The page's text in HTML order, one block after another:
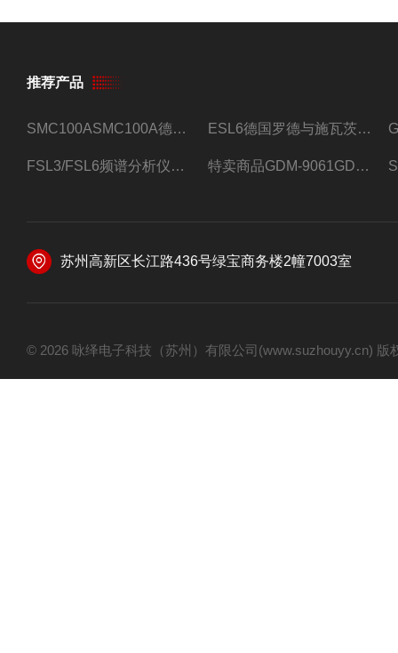
推荐产品
SMC100ASMC100A德国罗德与施瓦茨射频信号源 ESL6德国罗德与施瓦茨预认证EMI接收机
FSL3/FSL6频谱分析仪FSL3/FSL6罗德与施瓦茨 特卖商品GDM-9061GDM-9061台式万用表
苏州高新区长江路436号绿宝商务楼2幢7003室
© 2026 咏绎电子科技（苏州）有限公司(www.suzhouyy.cn)